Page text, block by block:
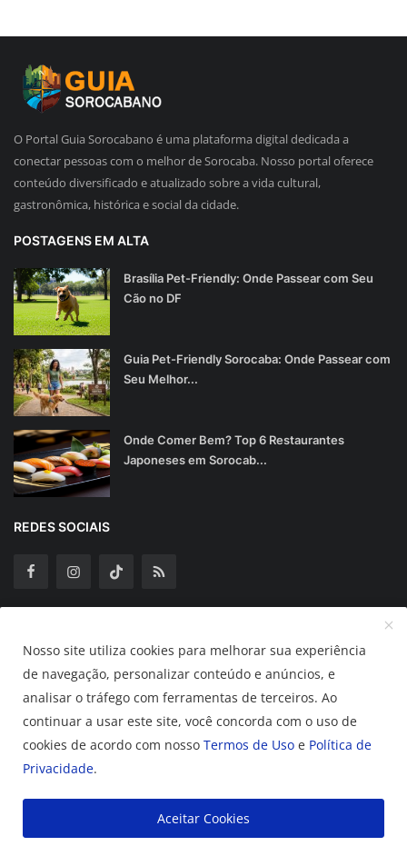
O Portal Guia Sorocabano é uma plataforma digital dedicada a
conectar pessoas com o melhor de Sorocaba. Nosso portal oferece
conteúdo diversificado e atualizado sobre a vida cultural,
gastronômica, histórica e social da cidade.
POSTAGENS EM ALTA
Brasília Pet-Friendly: Onde Passear com Seu
Cão no DF
Guia Pet-Friendly Sorocaba: Onde Passear com
Seu Melhor...
Onde Comer Bem? Top 6 Restaurantes
Japoneses em Sorocab...
REDES SOCIAIS
Assine Nossa Newsletter
Termos de Uso Política de Privacidade
Nosso site utiliza cookies para melhorar sua experiência
de navegação, personalizar conteúdo e anúncios, e
analisar o tráfego com ferramentas de terceiros. Ao
continuar a usar este site, você concorda com o uso de
cookies de acordo com nosso Termos de Uso e Política de
Privacidade.
Aceitar Cookies